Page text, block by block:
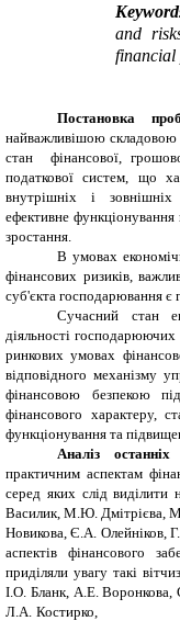
and
financial
Постановка
найважливішою складовою
стан
фінансової,
податкової систем, що
внутрішніх і зовнішніх
ефективне функціонування
зростання.
В умовах
фінансових ризиків,
суб'єкта господарювання є
Сучасний стан
діяльності
ринкових умовах
відповідного механізму
фінансовою безпекою
фінансового характеру,
функціонування та
Аналіз
практичним аспектам
серед яких слід виділити
Василик, М.Ю. Дмітрієва,
Новикова, Є.А. Олейніков,
аспектів фінансового
приділяли увагу такі
І.О. Бланк, А.Е. Воронкова,
Л.А. Костирко,